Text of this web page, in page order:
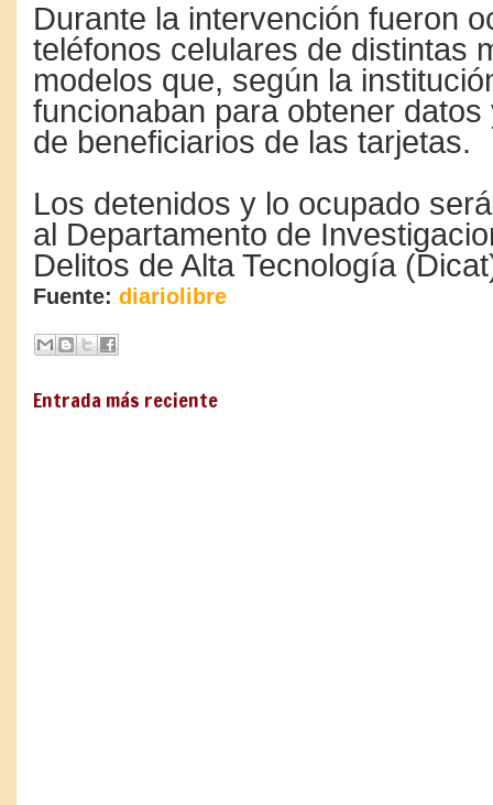
Durante la intervención fueron
teléfonos celulares de distintas
modelos que, según la
funcionaban para obtener
de beneficiarios de las tarjetas.
Los detenidos y lo ocupado
al Departamento de
Delitos de Alta Tecnología
Fuente: diariolibre
Entrada más reciente